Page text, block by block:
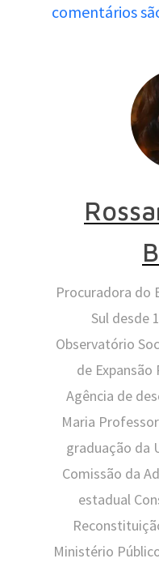
comentários
Procuradora do
Sul desde
Observatório
de Expansão
Agência de
Maria
graduação da
Comissão da
estadual
Ministério